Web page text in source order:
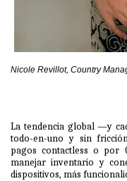
Nicole Revillot, Country
La tendencia global —y
todo-en-uno y sin
pagos contactless o por
manejar inventario y
dispositivos, más